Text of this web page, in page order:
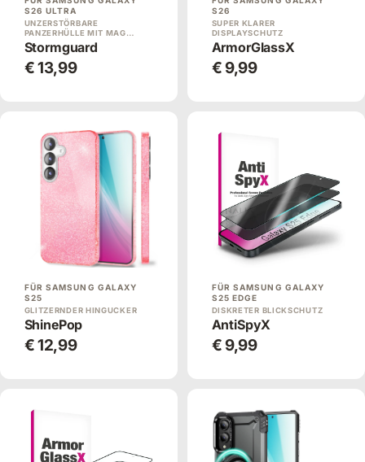
S26 ULTRA
UNZERSTÖRBARE
PANZERHÜLLE MIT MAG…
Stormguard
€ 13,99
S26
SUPER KLARER
DISPLAYSCHUTZ
ArmorGlassX
€ 9,99
FÜR SAMSUNG GALAXY
S25
GLITZERNDER HINGUCKER
ShinePop
€ 12,99
FÜR SAMSUNG GALAXY
S25 EDGE
DISKRETER BLICKSCHUTZ
AntiSpyX
€ 9,99